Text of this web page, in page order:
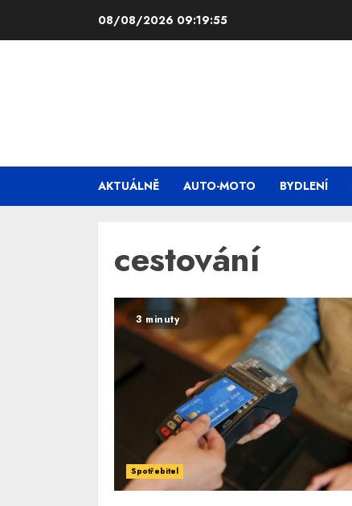
08/08/2026 09:19:55
AKTUÁLNĚ AUTO-MOTO BYDLENÍ
cestování
3 minuty
Spotřebitel